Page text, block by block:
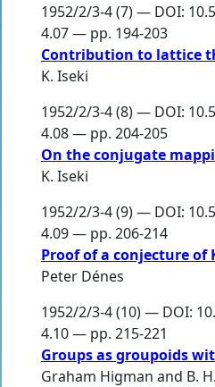
1952/2/3-4 (7) — DOI:
4.07 — pp. 194-203
Contribution to lattice
K. Iseki
1952/2/3-4 (8) — DOI:
4.08 — pp. 204-205
On the conjugate
K. Iseki
1952/2/3-4 (9) — DOI:
4.09 — pp. 206-214
Proof of a conjecture of
Peter Dénes
1952/2/3-4 (10) — DOI:
4.10 — pp. 215-221
Groups as groupoids
Graham Higman and B.